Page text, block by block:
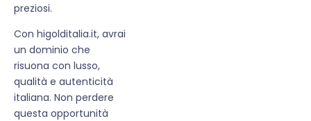
preziosi.
Con higolditalia.it, avrai
un dominio che
risuona con lusso,
qualità e autenticità
italiana. Non perdere
questa opportunità